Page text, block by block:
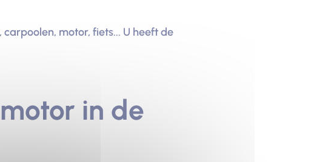
motor, fiets... U heeft de
in de